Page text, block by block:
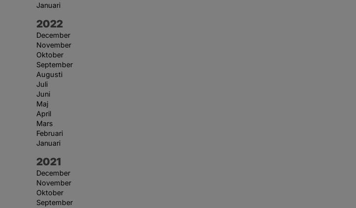
Januari
År:
2022
December
November
Oktober
September
Augusti
Juli
Juni
Maj
April
Mars
Februari
Januari
År:
2021
December
November
Oktober
September